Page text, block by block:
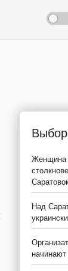
Женщина
Над